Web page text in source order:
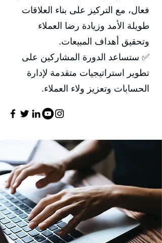
فعال، مع التركيز على بناء العلاقات
طويلة الأمد وزيادة رضا العملاء
وتحقيق أهداف المبيعات.
✅ ستساعد الدورة المشاركين على
تطوير استراتيجيات متقدمة لإدارة
الحسابات وتعزيز ولاء العملاء.